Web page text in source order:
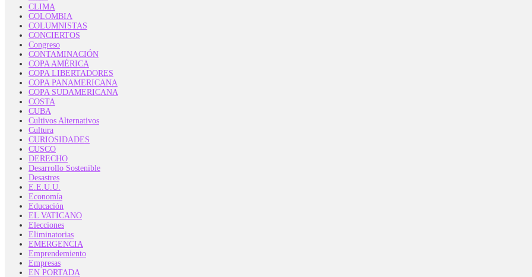
CLIMA
COLOMBIA
COLUMNISTAS
CONCIERTOS
Congreso
CONTAMINACIÓN
COPA AMÉRICA
COPA LIBERTADORES
COPA PANAMERICANA
COPA SUDAMERICANA
COSTA
CUBA
Cultivos Alternativos
Cultura
CURIOSIDADES
CUSCO
DERECHO
Desarrollo Sostenible
Desastres
E.E.U.U.
Economía
Educación
EL VATICANO
Elecciones
Eliminatorias
EMERGENCIA
Emprendemiento
Empresas
EN PORTADA